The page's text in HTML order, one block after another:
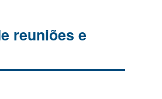
reuniões e